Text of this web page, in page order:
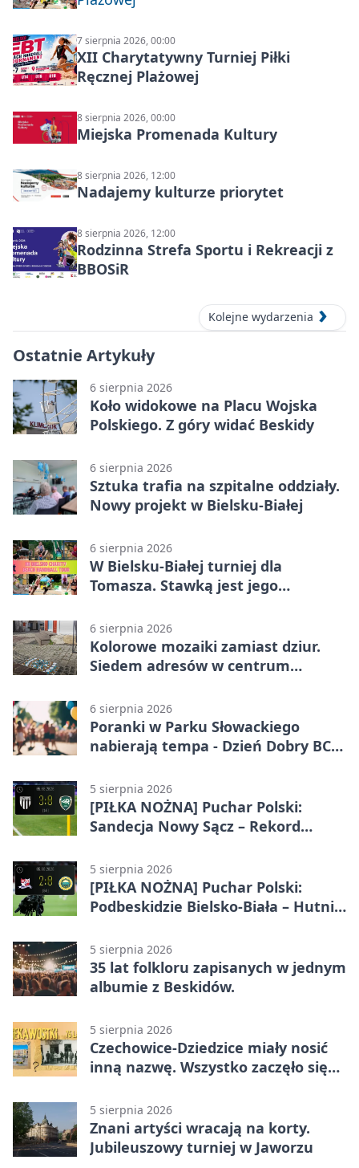
7 sierpnia 2026, 00:00
XII Charytatywny Turniej Piłki
Ręcznej Plażowej
8 sierpnia 2026, 00:00
Miejska Promenada Kultury
8 sierpnia 2026, 12:00
Nadajemy kulturze priorytet
8 sierpnia 2026, 12:00
Rodzinna Strefa Sportu i Rekreacji z
BBOSiR
Kolejne wydarzenia
Ostatnie Artykuły
6 sierpnia 2026
Koło widokowe na Placu Wojska
Polskiego. Z góry widać Beskidy
6 sierpnia 2026
Sztuka trafia na szpitalne oddziały.
Nowy projekt w Bielsku-Białej
6 sierpnia 2026
W Bielsku-Białej turniej dla
Tomasza. Stawką jest jego
6 sierpnia 2026
Kolorowe mozaiki zamiast dziur.
Siedem adresów w centrum
6 sierpnia 2026
Poranki w Parku Słowackiego
nabierają tempa - Dzień Dobry BCK
5 sierpnia 2026
[PIŁKA NOŻNA] Puchar Polski:
Sandecja Nowy Sącz – Rekord
5 sierpnia 2026
[PIŁKA NOŻNA] Puchar Polski:
Podbeskidzie Bielsko-Biała – Hutnik
w Dankowicach
5 sierpnia 2026
35 lat folkloru zapisanych w jednym
albumie z Beskidów.
5 sierpnia 2026
Czechowice-Dziedzice miały nosić
inną nazwę. Wszystko zaczęło się
5 sierpnia 2026
Znani artyści wracają na korty.
Jubileuszowy turniej w Jaworzu